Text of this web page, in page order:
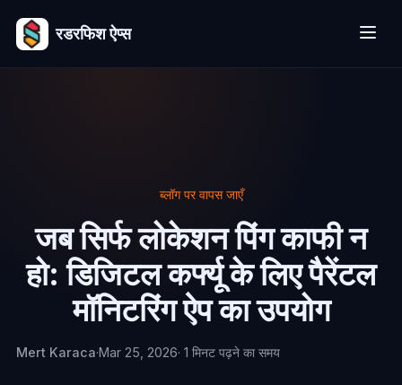
रडरफिश ऐप्स
ब्लॉग पर वापस जाएँ
जब सिर्फ लोकेशन पिंग काफी न
हो: डिजिटल कर्फ्यू के लिए पैरेंटल
मॉनिटरिंग ऐप का उपयोग
Mert Karaca·Mar 25, 2026· 1 मिनट पढ़ने का समय